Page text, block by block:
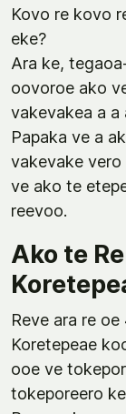
Kovo re kovo
eke?
Ara ke,
oovoroe ako
vakevakea a a
Papaka ve a
vakevake
ve ako te
reevoo.
Ako te
Reve ara re
Koretepeae
ooe ve
tokeporeero